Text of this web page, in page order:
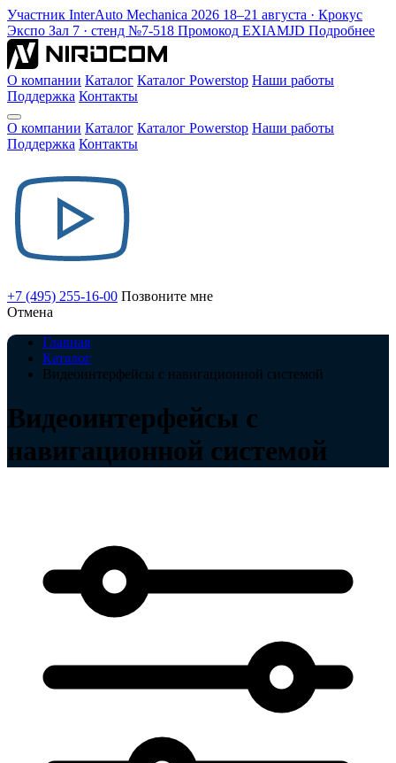
Участник InterAuto Mechanica 2026 18–21 августа · Крокус
Экспо Зал 7 · стенд №7-518 Промокод EXIAMJD Подробнее
О компании Каталог Каталог Powerstop Наши работы
Поддержка Контакты
О компании Каталог Каталог Powerstop Наши работы
Поддержка Контакты
+7 (495) 255-16-00 Позвоните мне
Отмена
Главная
Каталог
Видеоинтерфейсы с навигационной системой
Видеоинтерфейсы с
навигационной системой